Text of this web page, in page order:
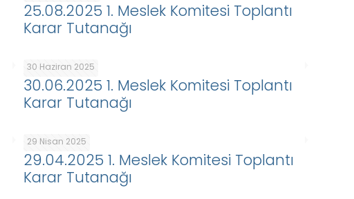
25.08.2025 1. Meslek Komitesi Toplantı
Karar Tutanağı
30 Haziran 2025
30.06.2025 1. Meslek Komitesi Toplantı
Karar Tutanağı
29 Nisan 2025
29.04.2025 1. Meslek Komitesi Toplantı
Karar Tutanağı